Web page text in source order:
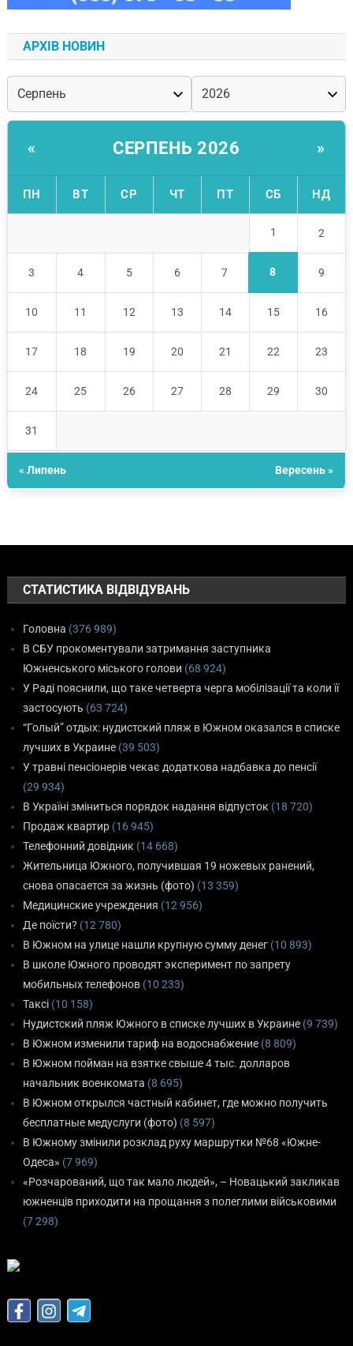
АРХІВ НОВИН
« СЕРПЕНЬ 2026 »
ПН ВТ СР ЧТ ПТ СБ НД
1 2
3 4 5 6 7 8 9
10 11 12 13 14 15 16
17 18 19 20 21 22 23
24 25 26 27 28 29 30
31
« Липень Вересень »
СТАТИСТИКА ВІДВІДУВАНЬ
Головна (376 989)
В СБУ прокоментували затримання заступника
Южненського міського голови (68 924)
У Раді пояснили, що таке четверта черга мобілізації та коли її
застосують (63 724)
“Голый” отдых: нудистский пляж в Южном оказался в списке
лучших в Украине (39 503)
У травні пенсіонерів чекає додаткова надбавка до пенсії
(29 934)
В Україні зміниться порядок надання відпусток (18 720)
Продаж квартир (16 945)
Телефонний довідник (14 668)
Жительница Южного, получившая 19 ножевых ранений,
снова опасается за жизнь (фото) (13 359)
Медицинские учреждения (12 956)
Де поїсти? (12 780)
В Южном на улице нашли крупную сумму денег (10 893)
В школе Южного проводят эксперимент по запрету
мобильных телефонов (10 233)
Таксі (10 158)
Нудистский пляж Южного в списке лучших в Украине (9 739)
В Южном изменили тариф на водоснабжение (8 809)
В Южном пойман на взятке свыше 4 тыс. долларов
начальник военкомата (8 695)
В Южном открылся частный кабинет, где можно получить
бесплатные медуслуги (фото) (8 597)
В Южному змінили розклад руху маршрутки №68 «Южне-
Одеса» (7 969)
«Розчарований, що так мало людей», – Новацький закликав
южненців приходити на прощання з полеглими військовими
(7 298)